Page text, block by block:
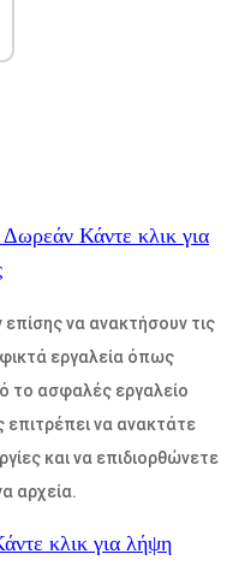
Δωρεάν Κάντε κλικ για
να ανακτήσουν τις
εργαλεία όπως
το ασφαλές εργαλείο
να ανακτάτε
και να επιδιορθώνετε
αρχεία.
κλικ για λήψη